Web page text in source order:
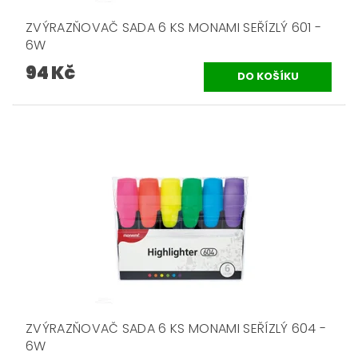
ZVÝRAZŇOVAČ SADA 6 KS MONAMI SEŘÍZLÝ 601 -
6W
94 Kč
ZVÝRAZŇOVAČ SADA 6 KS MONAMI SEŘÍZLÝ 604 -
6W